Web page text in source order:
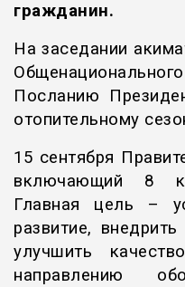
гражданин.
На заседании
Посланию
отопительному
15 сентября
включающий 8
Главная цель –
развитие,
улучшить
направлению